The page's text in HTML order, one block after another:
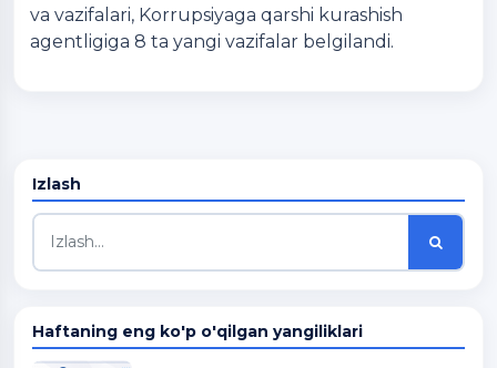
va vazifalari, Korrupsiyaga qarshi kurashish
agentligiga 8 ta yangi vazifalar belgilandi.
Izlash
Haftaning eng ko'p o'qilgan yangiliklari